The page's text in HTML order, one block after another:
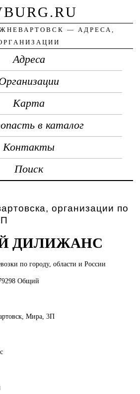
— АДРЕСА,
Адреса
Карта
в каталог
Контакты
Поиск
организации по
ДИЛИЖАНС
по городу, области и России
Общий
Мира, 3П